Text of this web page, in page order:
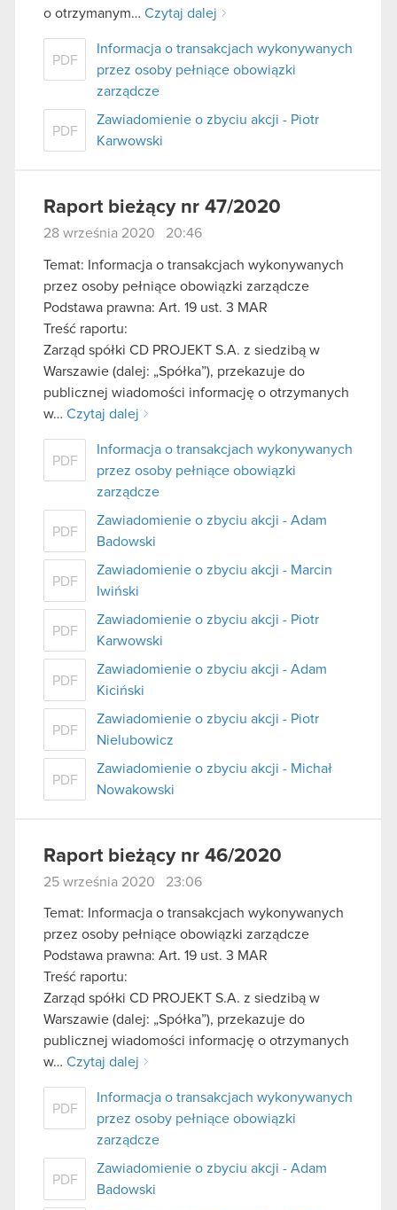
o otrzymanym… Czytaj dalej
PDF
Informacja o transakcjach wykonywanych
przez osoby pełniące obowiązki
zarządcze
PDF
Zawiadomienie o zbyciu akcji - Piotr
Karwowski
Raport bieżący nr 47/2020
28 września 2020 20:46
Temat: Informacja o transakcjach wykonywanych
przez osoby pełniące obowiązki zarządcze
Podstawa prawna: Art. 19 ust. 3 MAR
Treść raportu:
Zarząd spółki CD PROJEKT S.A. z siedzibą w
Warszawie (dalej: „Spółka”), przekazuje do
publicznej wiadomości informację o otrzymanych
w… Czytaj dalej
PDF
Informacja o transakcjach wykonywanych
przez osoby pełniące obowiązki
zarządcze
PDF
Zawiadomienie o zbyciu akcji - Adam
Badowski
PDF
Zawiadomienie o zbyciu akcji - Marcin
Iwiński
PDF
Zawiadomienie o zbyciu akcji - Piotr
Karwowski
PDF
Zawiadomienie o zbyciu akcji - Adam
Kiciński
PDF
Zawiadomienie o zbyciu akcji - Piotr
Nielubowicz
PDF
Zawiadomienie o zbyciu akcji - Michał
Nowakowski
Raport bieżący nr 46/2020
25 września 2020 23:06
Temat: Informacja o transakcjach wykonywanych
przez osoby pełniące obowiązki zarządcze
Podstawa prawna: Art. 19 ust. 3 MAR
Treść raportu:
Zarząd spółki CD PROJEKT S.A. z siedzibą w
Warszawie (dalej: „Spółka”), przekazuje do
publicznej wiadomości informację o otrzymanych
w… Czytaj dalej
PDF
Informacja o transakcjach wykonywanych
przez osoby pełniące obowiązki
zarządcze
PDF
Zawiadomienie o zbyciu akcji - Adam
Badowski